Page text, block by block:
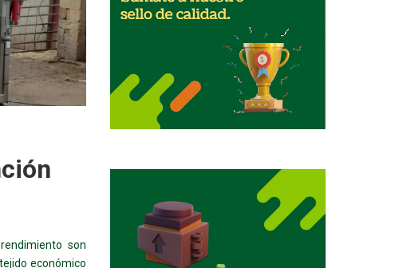
son
económico